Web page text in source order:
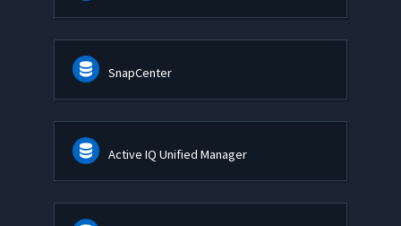
SnapCenter
Active IQ Unified Manager